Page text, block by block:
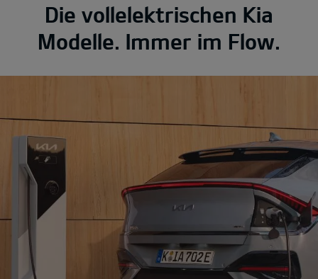
Die vollelektrischen Kia
Modelle. Immer im Flow.